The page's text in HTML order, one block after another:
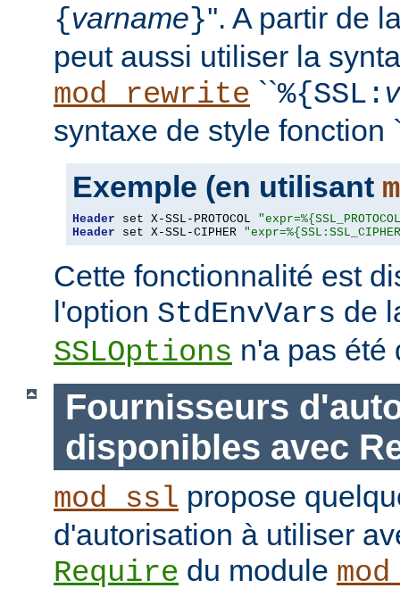
{varname}''. A partir de
peut aussi utiliser la
mod_rewrite ``%{SSL:
syntaxe de style fonction
Exemple (en utilisant
Header set X-SSL-PROTOCOL
Header set X-SSL-CIPHER
Cette fonctionnalité est
l'option StdEnvVars de
SSLOptions n'a pas été
Fournisseurs
disponibles avec
mod_ssl propose
d'autorisation à utiliser
Require du module